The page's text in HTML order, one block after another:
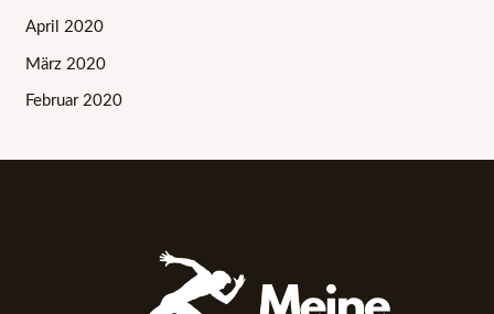
April 2020
März 2020
Februar 2020